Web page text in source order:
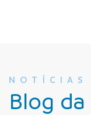
NOTÍCIAS
Blog da